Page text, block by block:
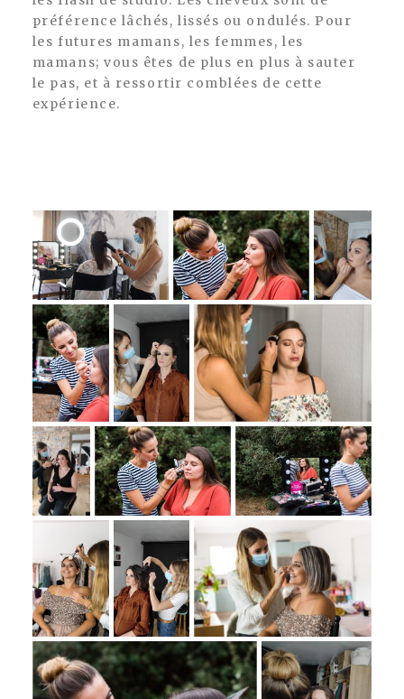
préférence lâchés, lissés ou ondulés. Pour
les futures mamans, les femmes, les
mamans; vous êtes de plus en plus à sauter
le pas, et à ressortir comblées de cette
expérience.